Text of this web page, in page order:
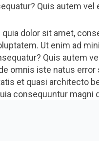
Quis autem
dolor sit amet,
Ut enim ad
Quis autem
omnis iste natus
et quasi architecto
consequuntur